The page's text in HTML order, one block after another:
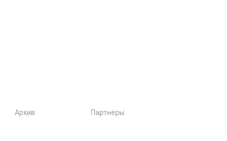
Архив Партнёры